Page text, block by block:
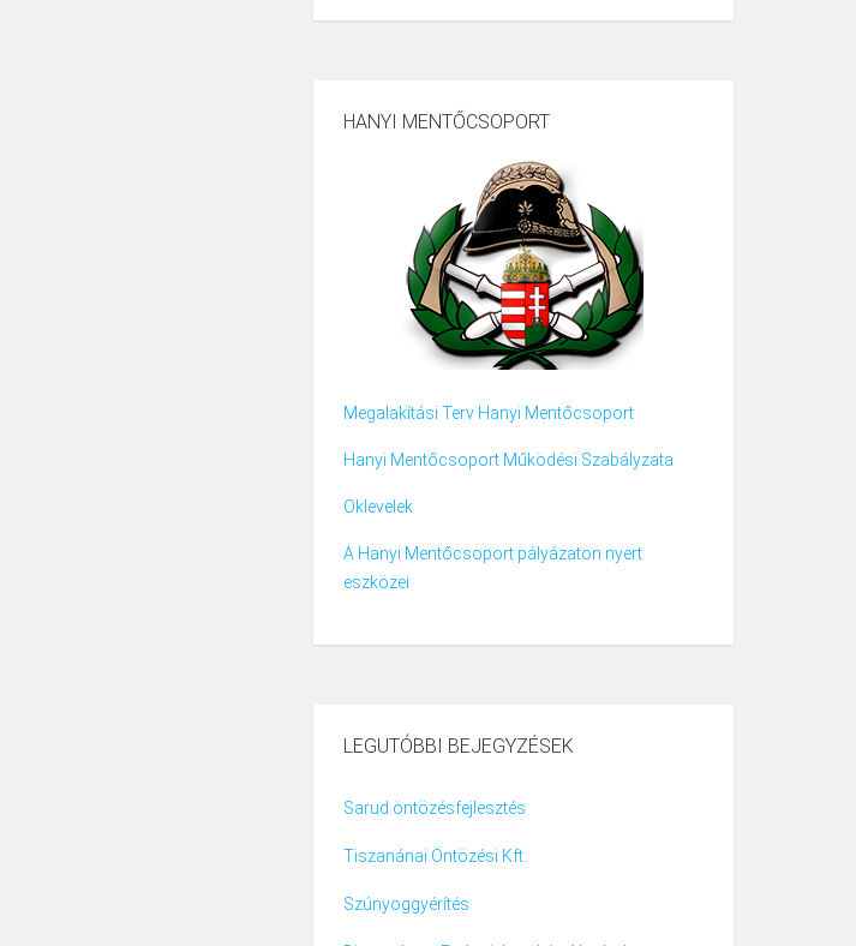
HANYI MENTŐCSOPORT
Megalakítási Terv Hanyi Mentőcsoport
Hanyi Mentőcsoport Működési Szabályzata
Oklevelek
A Hanyi Mentőcsoport pályázaton nyert
eszközei
LEGUTÓBBI BEJEGYZÉSEK
Sarud öntözésfejlesztés
Tiszanánai Öntözési Kft.
Szúnyoggyérítés